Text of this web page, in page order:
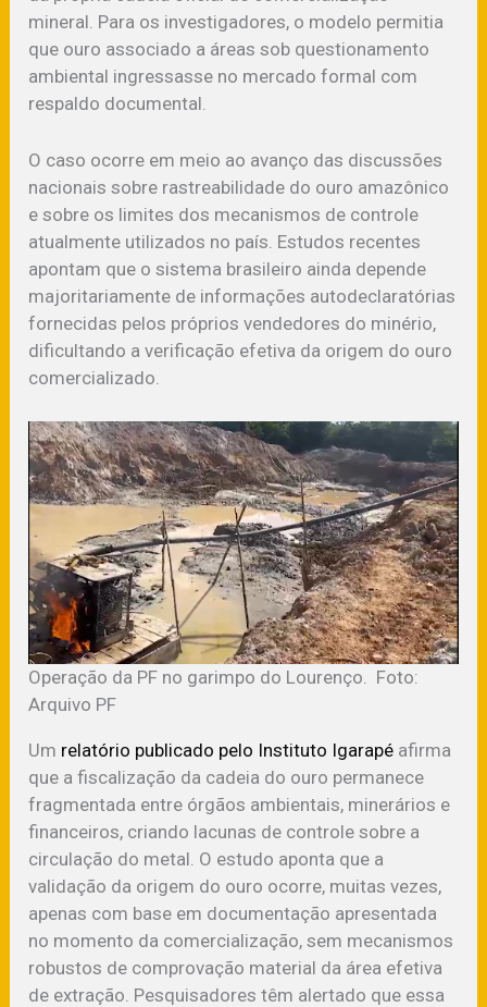
mineral. Para os investigadores, o modelo permitia
que ouro associado a áreas sob questionamento
ambiental ingressasse no mercado formal com
respaldo documental.
O caso ocorre em meio ao avanço das discussões
nacionais sobre rastreabilidade do ouro amazônico
e sobre os limites dos mecanismos de controle
atualmente utilizados no país. Estudos recentes
apontam que o sistema brasileiro ainda depende
majoritariamente de informações autodeclaratórias
fornecidas pelos próprios vendedores do minério,
dificultando a verificação efetiva da origem do ouro
comercializado.
Operação da PF no garimpo do Lourenço. Foto:
Arquivo PF
Um relatório publicado pelo Instituto Igarapé afirma
que a fiscalização da cadeia do ouro permanece
fragmentada entre órgãos ambientais, minerários e
financeiros, criando lacunas de controle sobre a
circulação do metal. O estudo aponta que a
validação da origem do ouro ocorre, muitas vezes,
apenas com base em documentação apresentada
no momento da comercialização, sem mecanismos
robustos de comprovação material da área efetiva
de extração. Pesquisadores têm alertado que essa